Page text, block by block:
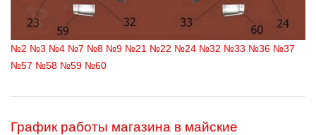
№2 №3 №4 №7 №8 №9 №21 №22 №24 №32 №33 №36 №37
№57 №58 №59 №60
График работы магазина в майские